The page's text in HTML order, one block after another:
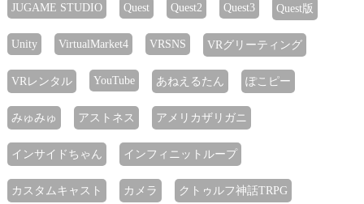
JUGAME STUDIO Quest Quest2 Quest3 Quest版
Unity VirtualMarket4 VRSNS VRグリーティング
VRレンタル YouTube あねえるたん ぽこピー
みゅみゅ アストネス アメリカザリガニ
インサイドちゃん インフィニットループ
カスタムキャスト カメラ クトゥルフ神話TRPG